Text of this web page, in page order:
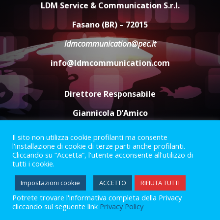
Comune di Fasano
6 Agosto 2026 14:16
Grazia Neglia, coordinatrice
cittadina di Fratelli d’Italia,
pronta a tornare in Consiglio
comunale
6 Agosto 2026 08:00
LDM Service & Communication S.r.l.
Fasano (BR) – 72015
ldmcommunication@pec.it
info@ldmcommunication.com
Direttore Responsabile
Giannicola D’Amico
Termini e Condizioni
Privacy Policy
Informazioni Legali
Facebook
Instagram
Youtube
2023 © Gofasano|Powered byCreativestudio
Il sito non utilizza cookie profilanti ma consente
l'installazione di cookie di terze parti anche profilanti.
Cliccando su “Accetta”, l'utente acconsente all'utilizzo di
tutti i cookie.
Impostazioni cookie ACCETTO RIFIUTA TUTTI
Potrete trovare l'informativa completa della Privacy
cliccando sul seguente link Privacy Policy